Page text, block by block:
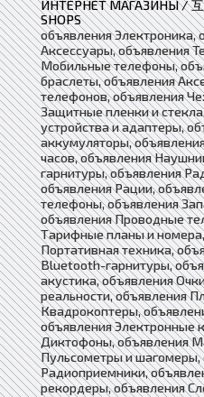
ИНТЕРНЕТ МАГАЗИНЫ / 互
SHOPS
объявления Электроника,
Аксессуары, объявления
Мобильные телефоны,
браслеты, объявления
телефонов, объявления
Защитные пленки и
устройства и адаптеры,
аккумуляторы,
часов, объявления
гарнитуры, объявления
объявления Рации,
телефоны, объявления
объявления Проводные
Тарифные планы и
Портативная техника,
Bluetooth-гарнитуры,
акустика, объявления
реальности, объявления
Квадрокоптеры,
объявления Электронные
Диктофоны, объявления
Пульсометры и шагомеры,
Радиоприемники,
рекордеры, объявления